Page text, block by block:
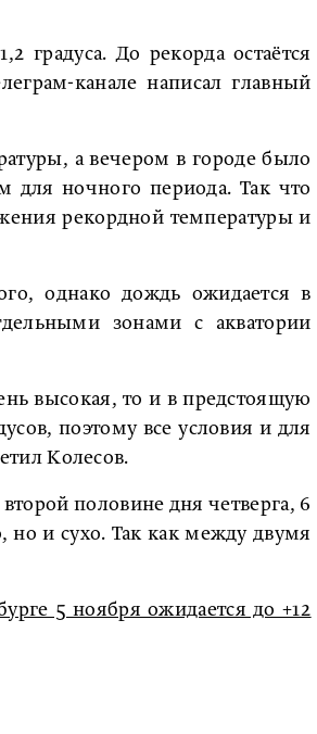
градуса. До рекорда остаётся
канале написал главный
а вечером в городе было
для ночного периода. Так что
рекордной температуры и
однако дождь ожидается в
зонами с акватории
высокая, то и в предстоящую
поэтому все условия и для
Колесов.
половине дня четверга, 6
но и сухо. Так как между двумя
5 ноября ожидается до +12